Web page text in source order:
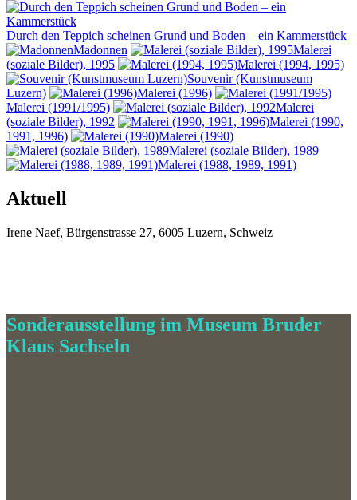
Durch den Teppich scheinen Grund und Boden – ein Kammerstück
Madonnen
Malerei
(soziale Bilder), 1995
Malerei (1994, 1995)
Souvenir (Kunstmuseum
Luzern)
Malerei (1996)
Malerei (1991/1995)
Malerei
(soziale Bilder), 1992
Malerei (1990,
1991, 1996)
Malerei (1990)
Malerei (soziale Bilder), 1989
Malerei (1988, 1989, 1991)
Aktuell
Irene Naef, Bürgenstrasse 27, 6005 Luzern, Schweiz
Sonderausstellung im Museum Bruder
Klaus Sachseln